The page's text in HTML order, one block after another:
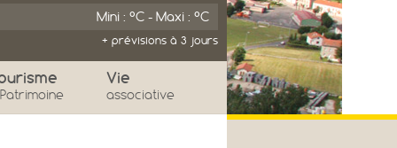
Mini : °C - Maxi : °C
+ prévisions à 3 jours
° ° °
Vie
associative